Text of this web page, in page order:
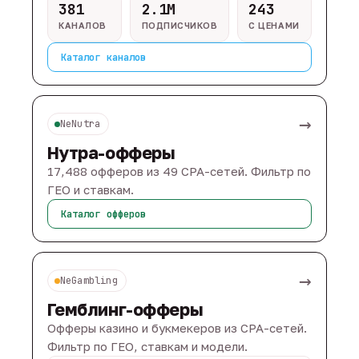
381
КАНАЛОВ
2.1M
ПОДПИСЧИКОВ
243
С ЦЕНАМИ
Каталог каналов
NeNutra →
Нутра-офферы
17,488 офферов из 49 CPA-сетей. Фильтр по
ГЕО и ставкам.
Каталог офферов
NeGambling →
Гемблинг-офферы
Офферы казино и букмекеров из CPA-сетей.
Фильтр по ГЕО, ставкам и модели.